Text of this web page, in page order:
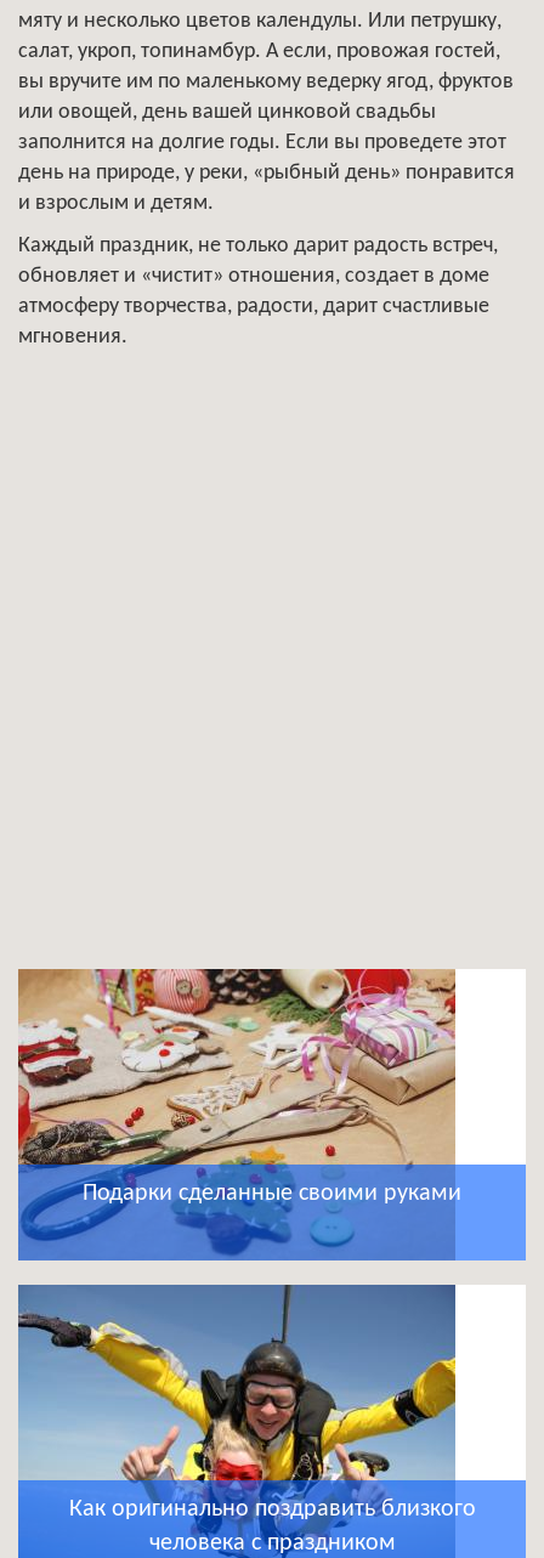
мяту и несколько цветов календулы. Или петрушку,
салат, укроп, топинамбур. А если, провожая гостей,
вы вручите им по маленькому ведерку ягод, фруктов
или овощей, день вашей цинковой свадьбы
заполнится на долгие годы. Если вы проведете этот
день на природе, у реки, «рыбный день» понравится
и взрослым и детям.
Каждый праздник, не только дарит радость встреч,
обновляет и «чистит» отношения, создает в доме
атмосферу творчества, радости, дарит счастливые
мгновения.
Подарки сделанные своими руками
Как оригинально поздравить близкого
человека с праздником